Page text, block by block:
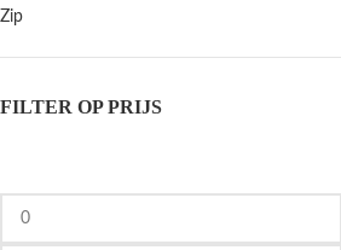
Zip
FILTER OP PRIJS